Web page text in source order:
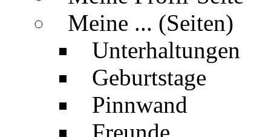
Meine ... (Seiten)
Unterhaltungen
Geburtstage
Pinnwand